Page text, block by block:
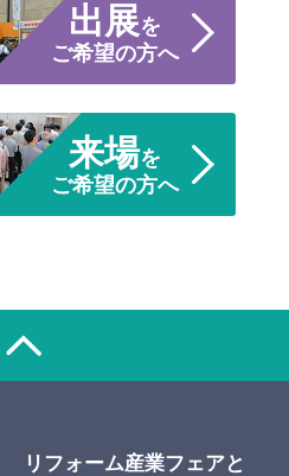
出展を
ご希望の方へ
来場を
ご希望の方へ
リフォーム産業フェアと